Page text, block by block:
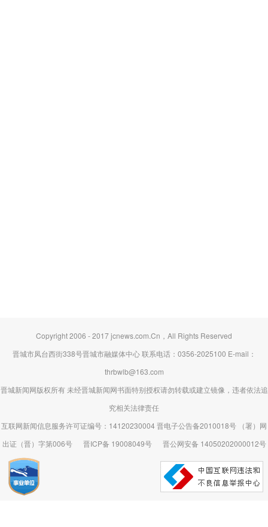
Copyright 2006 - 2017 jcnews.com.Cn，All Rights Reserved
晋城市凤台西街338号晋城市融媒体中心 联系电话：0356-2025100 E-mail：
thrbwlb@163.com
晋城新闻网版权所有 未经晋城新闻网书面特别授权请勿转载或建立镜像，违者依法追
究相关法律责任
互联网新闻信息服务许可证编号：14120230004 晋电子公告备2010018号 （署）网
出证（晋）字第006号
晋ICP备 19008049号 晋公网安备 14050202000012号